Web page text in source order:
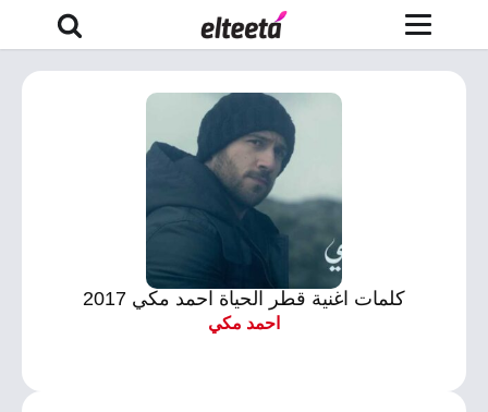
كلمات اغنية قطر الحياة احمد مكي 2017
احمد مكي